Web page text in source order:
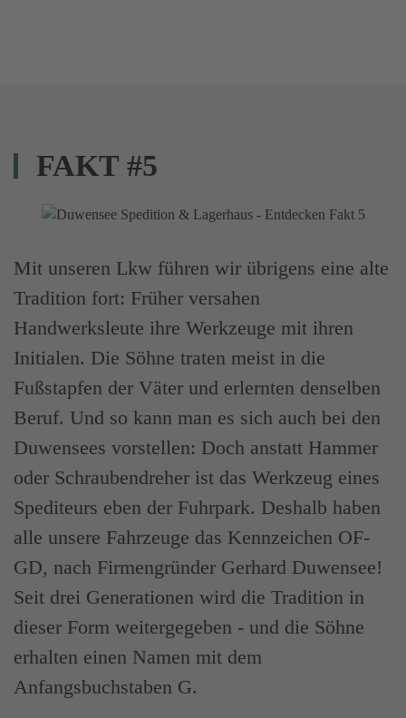
FAKT #5
Mit unseren Lkw führen wir übrigens eine alte
Tradition fort: Früher versahen
Handwerksleute ihre Werkzeuge mit ihren
Initialen. Die Söhne traten meist in die
Fußstapfen der Väter und erlernten denselben
Beruf. Und so kann man es sich auch bei den
Duwensees vorstellen: Doch anstatt Hammer
oder Schraubendreher ist das Werkzeug eines
Spediteurs eben der Fuhrpark. Deshalb haben
alle unsere Fahrzeuge das Kennzeichen OF-
GD, nach Firmengründer Gerhard Duwensee!
Seit drei Generationen wird die Tradition in
dieser Form weitergegeben - und die Söhne
erhalten einen Namen mit dem
Anfangsbuchstaben G.